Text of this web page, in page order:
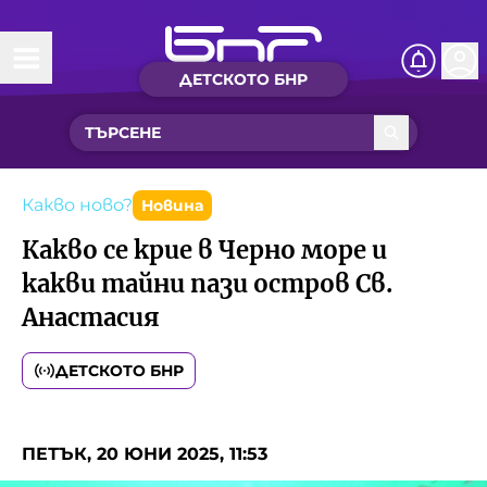
ДЕТСКОТО БНР
Начало
Какво ново?
Рубрики с вълшебства
Детско радио
Чуйте
Новините на детски език
Песнички
Искри
Интересен архив
Нашите гости
Какво ново? Новина
Какво се крие в Черно море и
какви тайни пази остров Св.
Анастасия
ДЕТСКОТО БНР
ПЕТЪК, 20 ЮНИ 2025, 11:53